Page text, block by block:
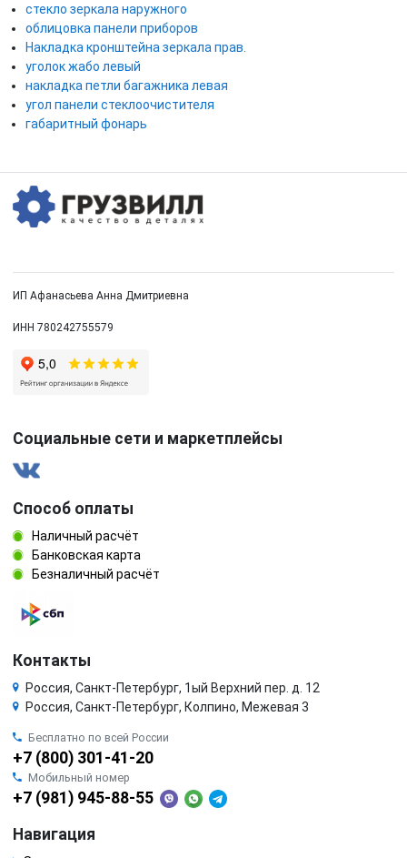
стекло зеркала наружного
облицовка панели приборов
Накладка кронштейна зеркала прав.
уголок жабо левый
накладка петли багажника левая
угол панели стеклоочистителя
габаритный фонарь
ИП Афанасьева Анна Дмитриевна
ИНН 780242755579
Социальные сети и маркетплейсы
Способ оплаты
Наличный расчёт
Банковская карта
Безналичный расчёт
Контакты
Россия, Санкт-Петербург, 1ый Верхний пер. д. 12
Россия, Санкт-Петербург, Колпино, Межевая 3
Бесплатно по всей России
+7 (800) 301-41-20
Мобильный номер
+7 (981) 945-88-55
Навигация